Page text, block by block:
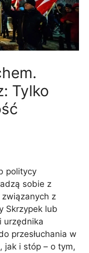
Tylko
politycy
sobie z
z
Skrzypek lub
urzędnika
przesłuchania w
jak i stóp – o tym,